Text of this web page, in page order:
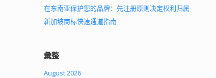
在东南亚保护您的品牌：先注册原则决定权利归属
新加坡商标快速通道指南
彙整
August 2026